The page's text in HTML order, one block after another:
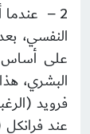
2 –
النفسي،
على أساس
البشري،
فرويد